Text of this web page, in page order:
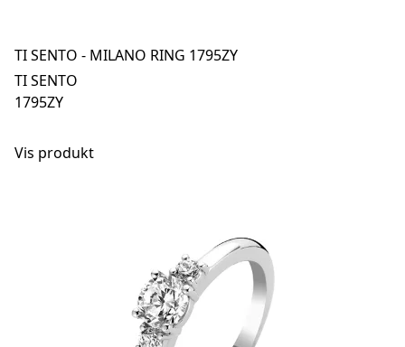
TI SENTO - MILANO RING 1795ZY
TI SENTO
1795ZY
Vis produkt